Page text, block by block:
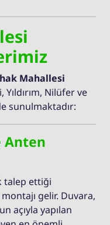
Mahallesi
Nilüfer ve
sunulmaktadır:
Anten
talep ettiği
gelir. Duvara,
açıyla yapılan